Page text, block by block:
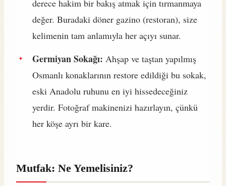
derece hakim bir bakış atmak için tırmanmaya
değer. Buradaki döner gazino (restoran), size
kelimenin tam anlamıyla her açıyı sunar.
Germiyan Sokağı: Ahşap ve taştan yapılmış
Osmanlı konaklarının restore edildiği bu sokak,
eski Anadolu ruhunu en iyi hissedeceğiniz
yerdir. Fotoğraf makinenizi hazırlayın, çünkü
her köşe ayrı bir kare.
Mutfak: Ne Yemelisiniz?